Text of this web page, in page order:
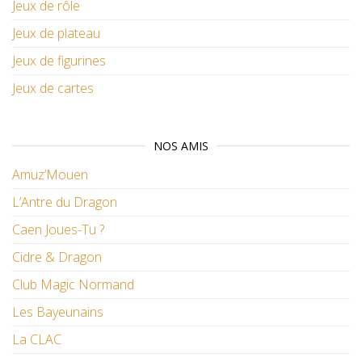
Jeux de rôle
Jeux de plateau
Jeux de figurines
Jeux de cartes
NOS AMIS
Amuz’Mouen
L’Antre du Dragon
Caen Joues-Tu ?
Cidre & Dragon
Club Magic Normand
Les Bayeunains
La CLAC